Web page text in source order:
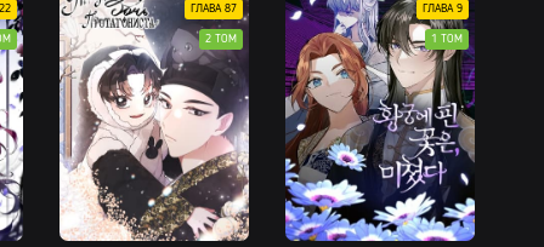
ГЛАВА 87
2 ТОМ
ГЛАВА 9
1 ТОМ